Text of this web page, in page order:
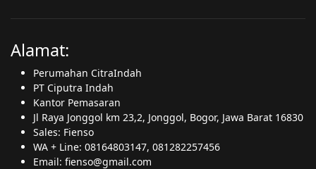
Alamat:
Perumahan CitraIndah
PT Ciputra Indah
Kantor Pemasaran
Jl Raya Jonggol km 23,2, Jonggol, Bogor, Jawa Barat 16830
Sales: Fienso
WA + Line: 08164803147, 081282257456
Email: fienso@gmail.com